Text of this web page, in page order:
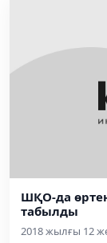
ШҚО-да
табылды
2018 жылғы 12